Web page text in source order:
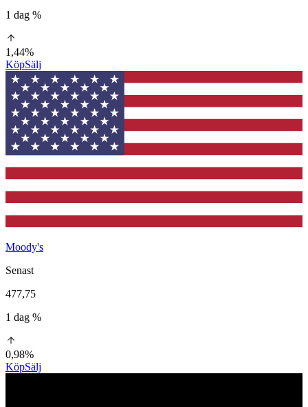
1 dag %
1,44%
KöpSälj
Moody's
Senast
477,75
1 dag %
0,98%
KöpSälj